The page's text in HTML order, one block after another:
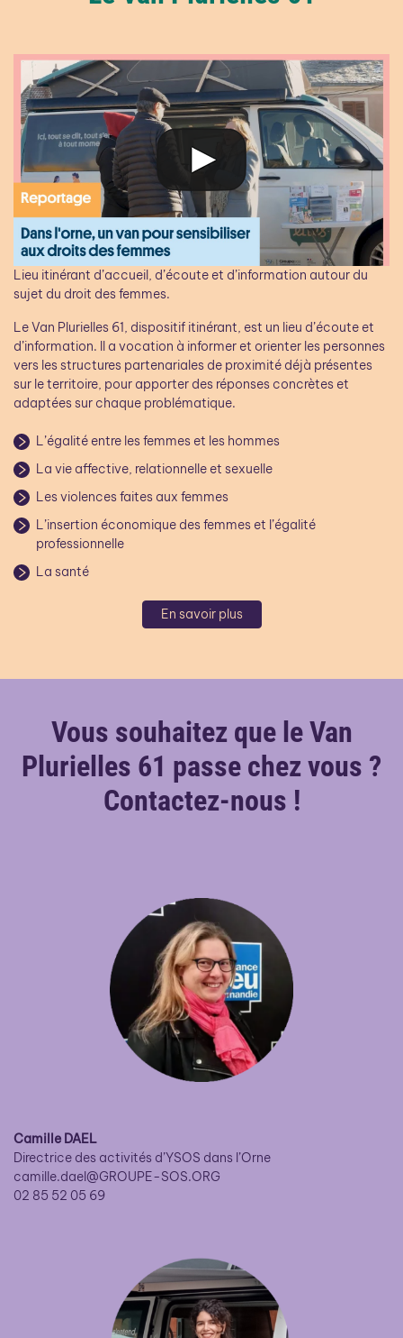
Lieu itinérant d’accueil, d’écoute et d’information autour du
sujet du droit des femmes.
Le Van Plurielles 61, dispositif itinérant, est un lieu d’écoute et
d’information. Il a vocation à informer et orienter les personnes
vers les structures partenariales de proximité déjà présentes
sur le territoire, pour apporter des réponses concrètes et
adaptées sur chaque problématique.
L’égalité entre les femmes et les hommes
La vie affective, relationnelle et sexuelle
Les violences faites aux femmes
L’insertion économique des femmes et l’égalité
professionnelle
La santé
En savoir plus
Vous souhaitez que le Van
Plurielles 61 passe chez vous ?
Contactez-nous !
Camille DAEL
Directrice des activités d’YSOS dans l’Orne
camille.dael@GROUPE-SOS.ORG
02 85 52 05 69